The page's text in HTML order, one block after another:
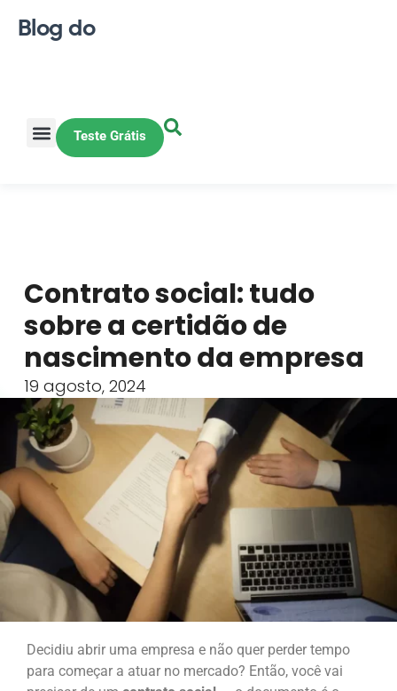
Blog do
Teste Grátis
Contrato social: tudo
sobre a certidão de
nascimento da empresa
19 agosto, 2024
Decidiu abrir uma empresa e não quer perder tempo
para começar a atuar no mercado? Então, você vai